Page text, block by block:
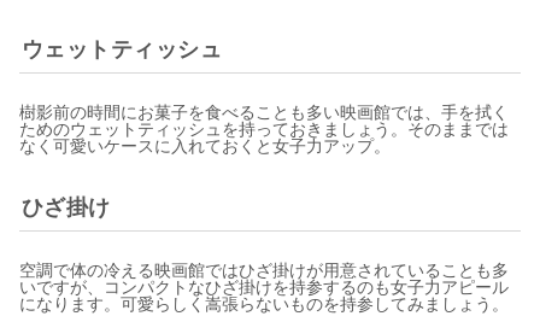
ウェットティッシュ
樹影前の時間にお菓子を食べることも多い映画館では、手を拭く
ためのウェットティッシュを持っておきましょう。そのままでは
なく可愛いケースに入れておくと女子力アップ。
ひざ掛け
空調で体の冷える映画館ではひざ掛けが用意されていることも多
いですが、コンパクトなひざ掛けを持参するのも女子力アピール
になります。可愛らしく嵩張らないものを持参してみましょう。